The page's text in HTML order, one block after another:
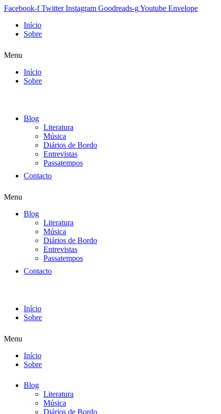
Facebook-f Twitter Instagram Goodreads-gYoutube Envelope
Início
Sobre
Menu
Início
Sobre
Blog
Literatura
Música
Diários de Bordo
Entrevistas
Passatempos
Contacto
Menu
Blog
Literatura
Música
Diários de Bordo
Entrevistas
Passatempos
Contacto
Início
Sobre
Menu
Início
Sobre
Blog
Literatura
Música
Diários de Bordo